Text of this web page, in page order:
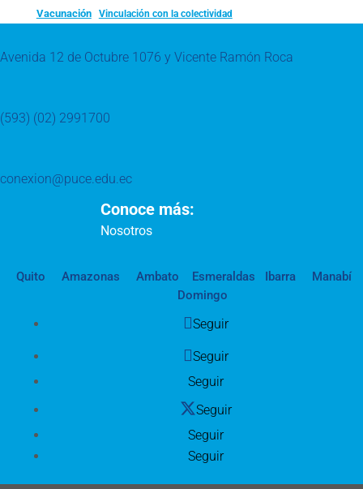
Vacunación
Vinculación con la colectividad
Avenida 12 de Octubre 1076 y Vicente Ramón Roca
(593) (02) 2991700
conexion@puce.edu.ec
Conoce más:
Nosotros
Quito Amazonas Ambato Esmeraldas Ibarra
Manabí
Domingo
Seguir
Seguir
Seguir
Seguir
Seguir
Seguir